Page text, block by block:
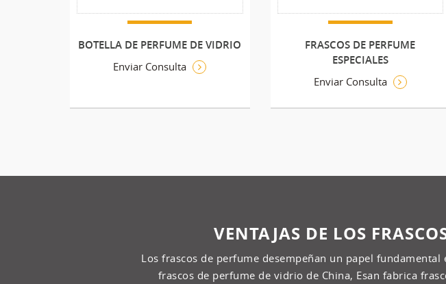
BOTELLA DE PERFUME DE VIDRIO
Enviar Consulta
FRASCOS DE PERFUME
ESPECIALES
Enviar Consulta
VENTAJAS DE LOS
Los frascos de perfume desempeñan un papel
frascos de perfume de vidrio de China, Esan fabrica